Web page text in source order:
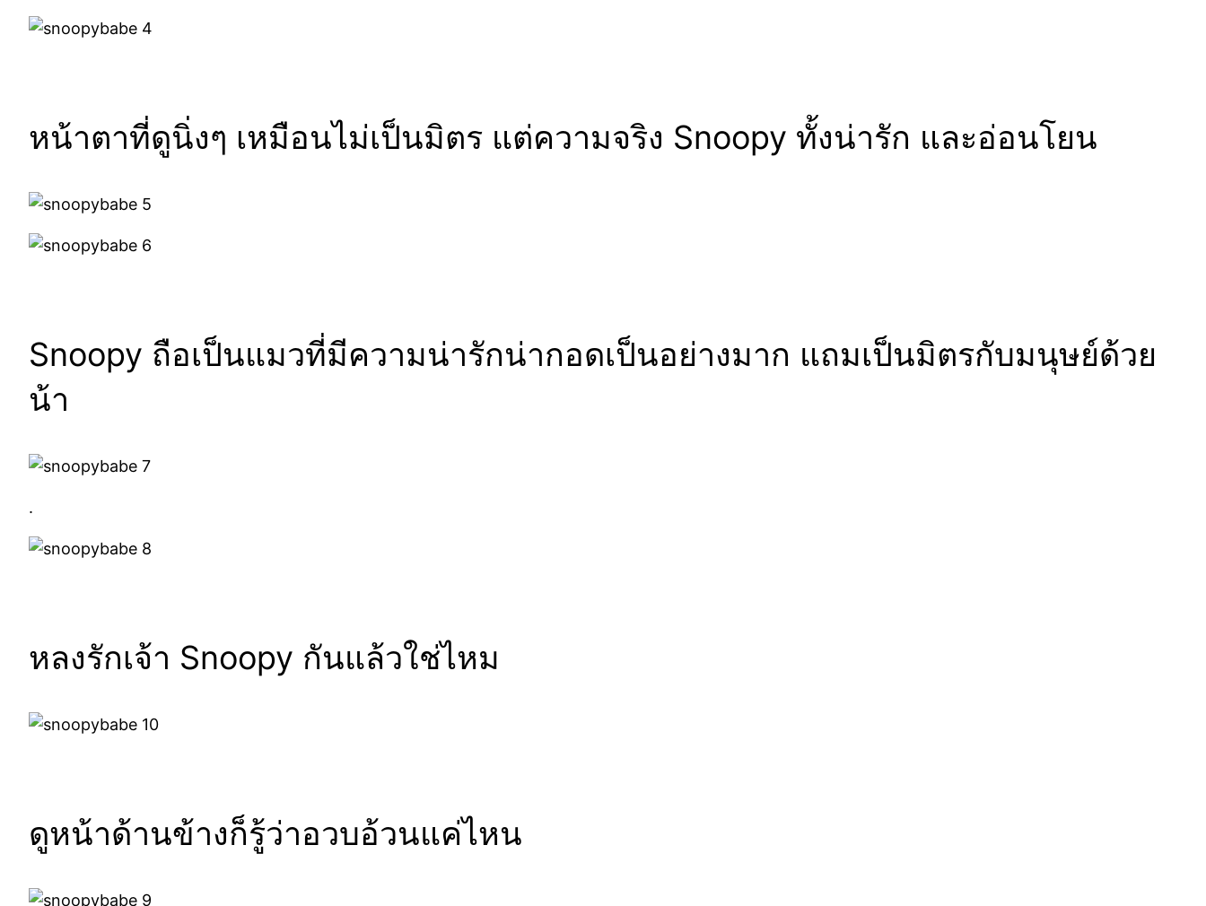
หน้าตาที่ดูนิ่งๆ เหมือนไม่เป็นมิตร แต่ความจริง Snoopy ทั้งน่ารัก และอ่อนโยน
Snoopy ถือเป็นแมวที่มีความน่ารักน่ากอดเป็นอย่างมาก แถมเป็นมิตรกับมนุษย์ด้วย
น้า
.
หลงรักเจ้า Snoopy กันแล้วใช่ไหม
ดูหน้าด้านข้างก็รู้ว่าอวบอ้วนแค่ไหน